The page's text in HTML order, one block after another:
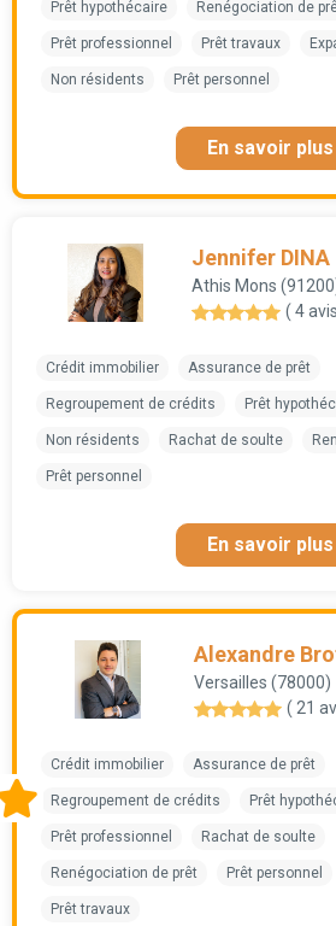
Prêt hypothécaire Renégociation de
Prêt professionnel Prêt travaux
Non résidents Prêt personnel
En savoir plus
Jennifer DINA
Athis Mons
( 4
Crédit immobilier Assurance de prêt
Regroupement de crédits Prêt
Non résidents Rachat de soulte
Prêt personnel
En savoir plus
Alexandre
Versailles (78000)
( 21
Crédit immobilier Assurance de prêt
Regroupement de crédits Prêt
Prêt professionnel Rachat de soulte
Renégociation de prêt Prêt personnel
Prêt travaux